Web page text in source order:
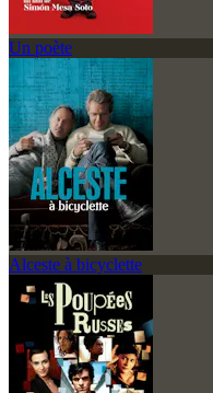
Un poète
Alceste à bicyclette